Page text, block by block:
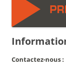
Contactez-nous :